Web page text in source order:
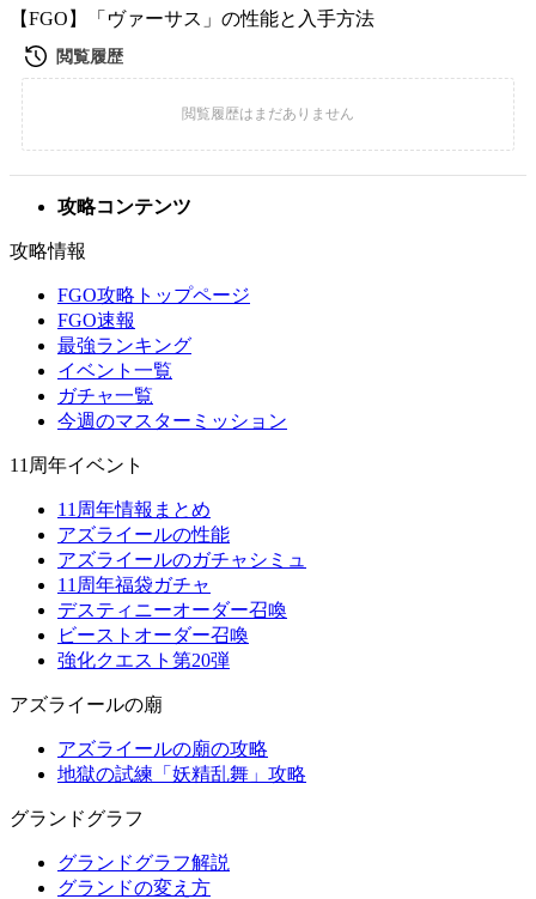
【FGO】「ヴァーサス」の性能と入手方法
攻略コンテンツ
攻略情報
FGO攻略トップページ
FGO速報
最強ランキング
イベント一覧
ガチャ一覧
今週のマスターミッション
11周年イベント
11周年情報まとめ
アズライールの性能
アズライールのガチャシミュ
11周年福袋ガチャ
デスティニーオーダー召喚
ビーストオーダー召喚
強化クエスト第20弾
アズライールの廟
アズライールの廟の攻略
地獄の試練「妖精乱舞」攻略
グランドグラフ
グランドグラフ解説
グランドの変え方